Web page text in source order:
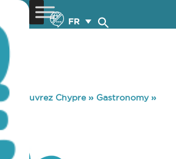
FR
»Découvrez Chypre» Gastronomy»